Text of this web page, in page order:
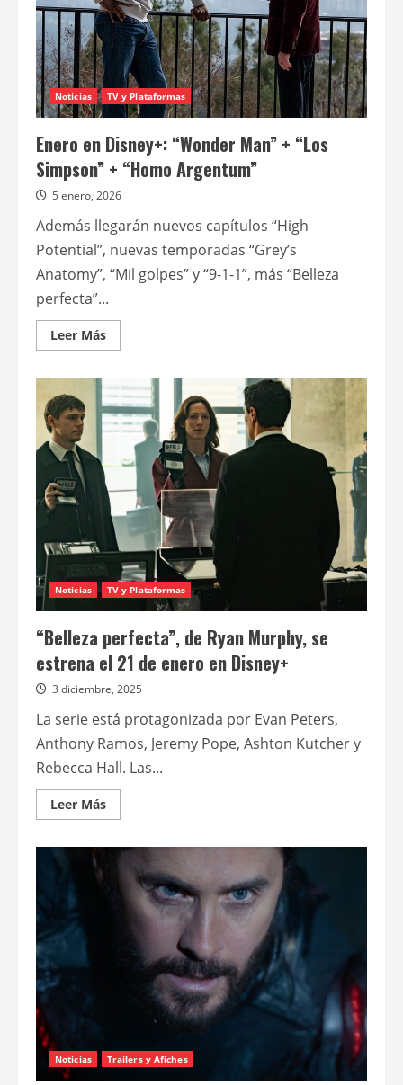
Noticias TV y Plataformas
Enero en Disney+: “Wonder Man” + “Los
Simpson” + “Homo Argentum”
5 enero, 2026
Además llegarán nuevos capítulos “High
Potential”, nuevas temporadas “Grey’s
Anatomy”, “Mil golpes” y “9-1-1”, más “Belleza
perfecta”...
Leer MásLeer
más
Enero
en
Disney+:
“Wonder
Man”
“Los
Simpson”
+
“Homo
Argentum”
Noticias TV y Plataformas
“Belleza perfecta”, de Ryan Murphy, se
estrena el 21 de enero en Disney+
3 diciembre, 2025
La serie está protagonizada por Evan Peters,
Anthony Ramos, Jeremy Pope, Ashton Kutcher y
Rebecca Hall. Las...
Leer MásLeer
más
“Belleza
Murphy,
Disney+
Noticias Trailers y Afiches